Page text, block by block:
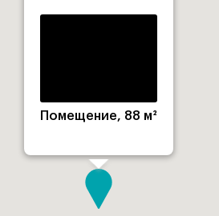
Помещение, 88 м²